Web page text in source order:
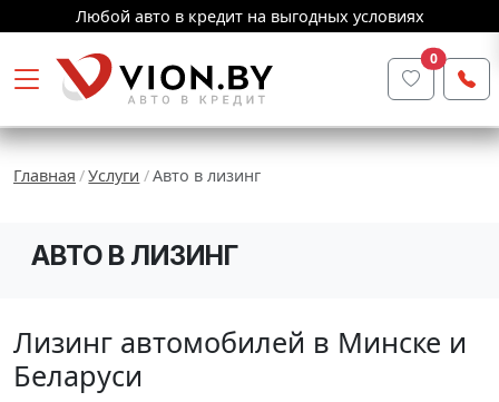
Любой авто в кредит на выгодных условиях
0
Главная Услуги Авто в лизинг
АВТО В ЛИЗИНГ
Лизинг автомобилей в Минске и
Беларуси